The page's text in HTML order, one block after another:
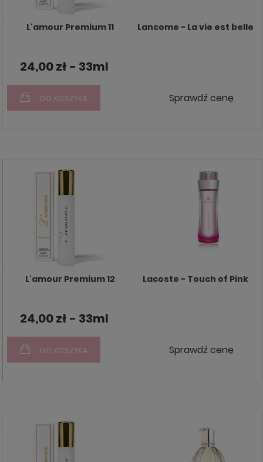
L'amour Premium 11 Lancome - La vie est belle
24,00 zł - 33ml
DO KOSZYKA Sprawdź cenę
L'amour Premium 12 Lacoste - Touch of Pink
24,00 zł - 33ml
DO KOSZYKA Sprawdź cenę